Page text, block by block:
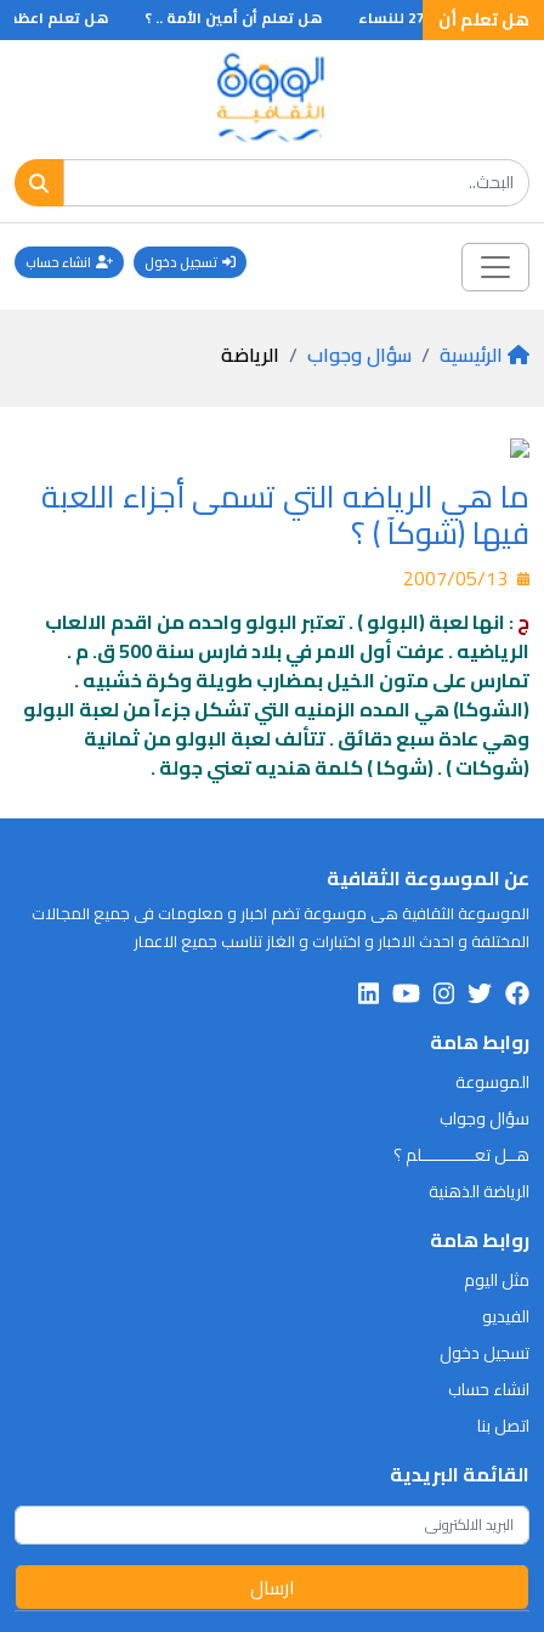
هل تعلم أن هل تعلم أن أمين الأمة .. ؟ هل تعلم اعظم
تسجيل دخول انشاء حساب
الرئيسية سؤال وجواب الرياضة
ما هي الرياضه التي تسمى أجزاء اللعبة
فيها (شوكآ ) ؟
ج: انها لعبة (البولو ) . تعتبر البولو واحده من اقدم الالعاب
الرياضيه . عرفت أول الامر في بلاد فارس سنة 500 ق. م .
تمارس على متون الخيل بمضارب طويلة وكرة خشبيه .
(الشوكا) هي المده الزمنيه التي تشكل جزءآ من لعبة البولو
وهي عادة سبع دقائق . تتألف لعبة البولو من ثمانية
(شوكات ) . (شوكا ) كلمة هنديه تعني جولة .
عن الموسوعة الثقافية
الموسوعة الثقافية هى موسوعة تضم اخبار و معلومات فى جميع المجالات
المختلفة و احدث الاخبار و اختبارات و الغاز تناسب جميع الاعمار
روابط هامة
الموسوعة
سؤال وجواب
هــل تعـــــــــــلم ؟
الرياضة الذهنية
روابط هامة
مثل اليوم
الفيديو
تسجيل دخول
انشاء حساب
اتصل بنا
القائمة البريدية
ارسال